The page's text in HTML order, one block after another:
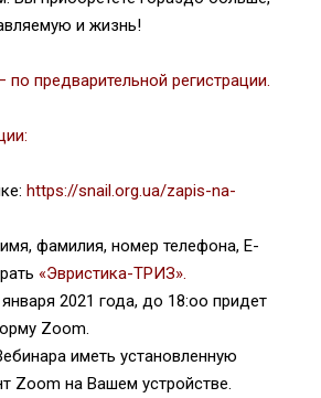
и жизнь!
предварительной регистрации.
https://snail.org.ua/zapis-na-
фамилия, номер телефона, E-
«Эвристика-ТРИЗ».
2021 года, до 18:оо придет
Zoom.
иметь установленную
Zoom на Вашем устройстве.